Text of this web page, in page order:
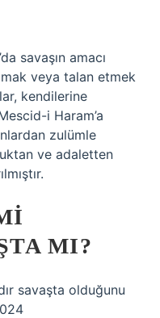
savaşın amacı
veya talan etmek
kendilerine
i Haram’a
zulümle
ve adaletten
MI?
savaşta olduğunu